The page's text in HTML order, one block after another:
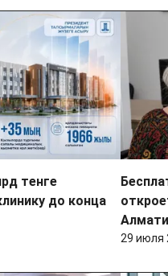
тенге
до конца
29 июля